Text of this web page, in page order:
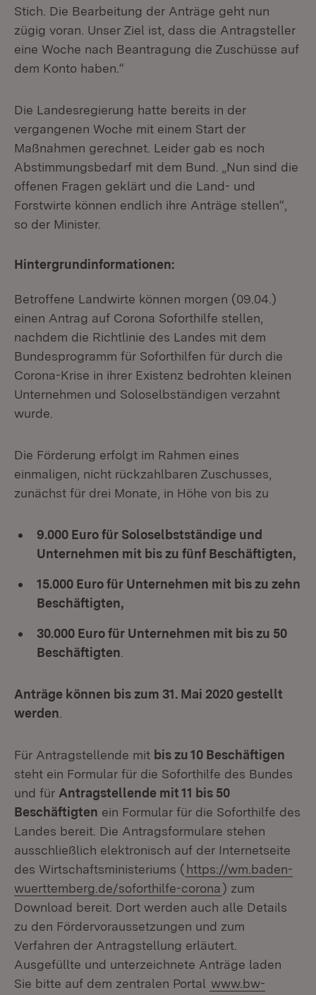
Stich. Die Bearbeitung der Anträge geht nun
zügig voran. Unser Ziel ist, dass die Antragsteller
eine Woche nach Beantragung die Zuschüsse auf
dem Konto haben.“
Die Landesregierung hatte bereits in der
vergangenen Woche mit einem Start der
Maßnahmen gerechnet. Leider gab es noch
Abstimmungsbedarf mit dem Bund. „Nun sind die
offenen Fragen geklärt und die Land- und
Forstwirte können endlich ihre Anträge stellen“,
so der Minister.
Hintergrundinformationen:
Betroffene Landwirte können morgen (09.04.)
einen Antrag auf Corona Soforthilfe stellen,
nachdem die Richtlinie des Landes mit dem
Bundesprogramm für Soforthilfen für durch die
Corona-Krise in ihrer Existenz bedrohten kleinen
Unternehmen und Soloselbständigen verzahnt
wurde.
Die Förderung erfolgt im Rahmen eines
einmaligen, nicht rückzahlbaren Zuschusses,
zunächst für drei Monate, in Höhe von bis zu
9.000 Euro für Soloselbstständige und
Unternehmen mit bis zu fünf Beschäftigten,
15.000 Euro für Unternehmen mit bis zu zehn
Beschäftigten,
30.000 Euro für Unternehmen mit bis zu 50
Beschäftigten
Anträge können bis zum 31. Mai 2020 gestellt
werden
Für Antragstellende mit bis zu 10 Beschäftigen
steht ein Formular für die Soforthilfe des Bundes
und für Antragstellende mit 11 bis 50
Beschäftigten ein Formular für die Soforthilfe des
Landes bereit. Die Antragsformulare stehen
ausschließlich elektronisch auf der Internetseite
des Wirtschaftsministeriums (https://wm.baden-
wuerttemberg.de/soforthilfe-corona) zum
Download bereit. Dort werden auch alle Details
zu den Fördervoraussetzungen und zum
Verfahren der Antragstellung erläutert.
Ausgefüllte und unterzeichnete Anträge laden
Sie bitte auf dem zentralen Portal www.bw-